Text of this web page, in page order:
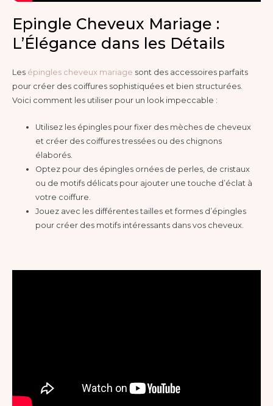
Epingle Cheveux Mariage :
L’Élégance dans les Détails
Les épingles cheveux mariage sont des accessoires parfaits
pour créer des coiffures sophistiquées et bien structurées.
Voici comment les utiliser pour un look impeccable :
Utilisez les épingles pour fixer des mèches de cheveux
et créer des coiffures tressées ou des chignons
élaborés.
Optez pour des épingles ornées de perles, de cristaux
ou de motifs délicats pour ajouter une touche d’éclat à
votre coiffure.
Jouez avec les différentes tailles et formes d’épingles
pour créer des motifs intéressants dans vos cheveux.